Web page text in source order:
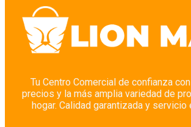
Tu Centro Comercial de confianza
precios y la más amplia variedad de
hogar. Calidad garantizada y servicio